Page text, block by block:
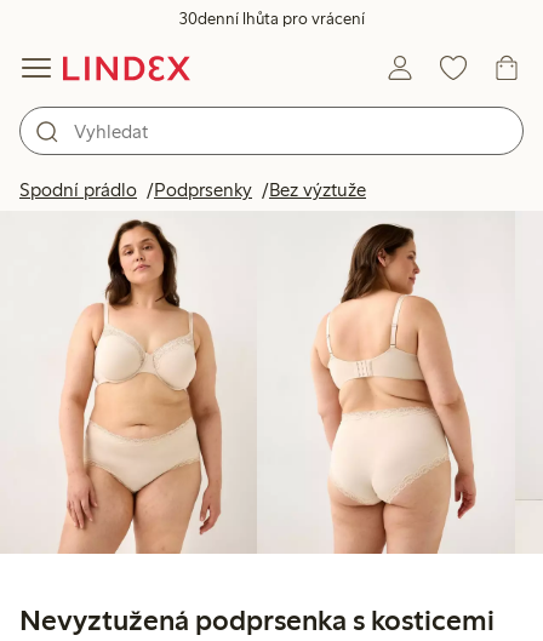
30denní lhůta pro vrácení
Spodní prádlo Podprsenky Bez výztužeProdukty na obrázku
Nevyztužená podprsenka s kosticemi